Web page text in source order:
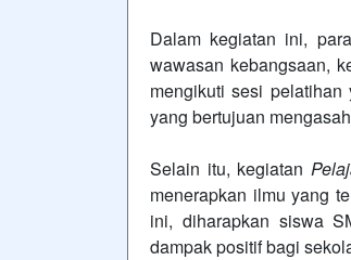
Dalam kegiatan ini,
wawasan kebangsaan,
mengikuti sesi
yang bertujuan
Selain itu, kegiatan
menerapkan ilmu yang
ini, diharapkan siswa
dampak positif bagi